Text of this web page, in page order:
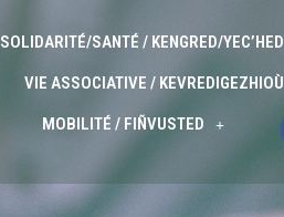
SOLIDARITÉ/SANTÉ / KENGRED/YEC’HED
VIE ASSOCIATIVE / KEVREDIGEZHIOÙ
MOBILITÉ / FIÑVUSTED